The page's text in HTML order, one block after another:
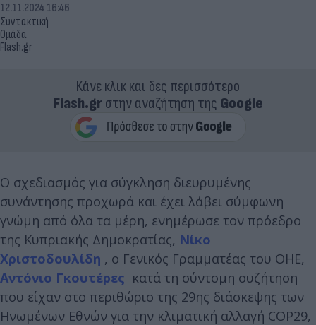
Συντακτική
Ομάδα
Flash.gr
12.11.2024 16:46
Κάνε κλικ και δες περισσότερο
Flash.grστην αναζήτηση της Google
Ο σχεδιασμός για σύγκληση διευρυμένης
συνάντησης προχωρά και έχει λάβει σύμφωνη
γνώμη από όλα τα μέρη, ενημέρωσε τον πρόεδρο
της Κυπριακής Δημοκρατίας, Νίκο
Χριστοδουλίδη , ο Γενικός Γραμματέας του ΟΗΕ,
Αντόνιο Γκουτέρες κατά τη σύντομη συζήτηση
που είχαν στο περιθώριο της 29ης διάσκεψης των
Ηνωμένων Εθνών για την κλιματική αλλαγή COP29,